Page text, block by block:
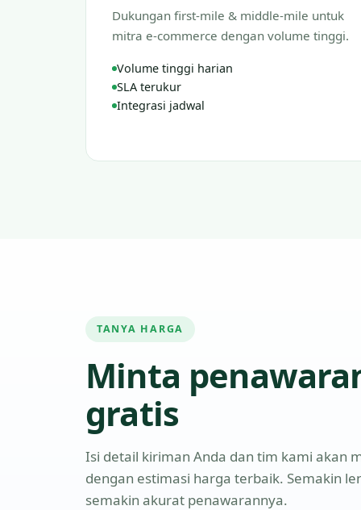
Dukungan first-mile & middle-mile untuk
mitra e-commerce dengan volume tinggi.
Volume tinggi harian
SLA terukur
Integrasi jadwal
TANYA HARGA
Minta
gratis
Isi detail kiriman Anda dan tim kami akan
dengan estimasi harga terbaik. Semakin
semakin akurat penawarannya.